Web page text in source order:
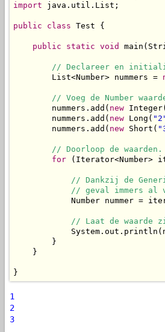
import java.util.List;
public class Test {
public static void
// Declareer en
        List<Number> nummers =
// Voeg de Number
        nummers.add(
new Integer(
        nummers.add(
new Long(
        nummers.add(
new Short(
// Doorloop de waarden.
for
// Dankzij de
// geval immers al
Number nummer =
// Laat de waarde
        }
    }
}
1
2
3